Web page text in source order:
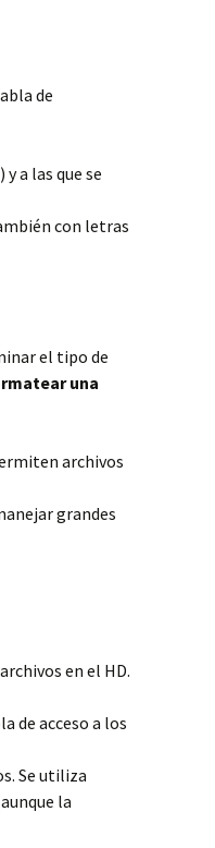
de
a las que se
con letras
el tipo de
una
archivos
grandes
en el HD.
de acceso a los
Se utiliza
la